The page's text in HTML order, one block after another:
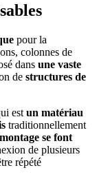
pour la
colonnes de
dans une vaste
de structures de
est un matériau
traditionnellement
se font
de plusieurs
répété